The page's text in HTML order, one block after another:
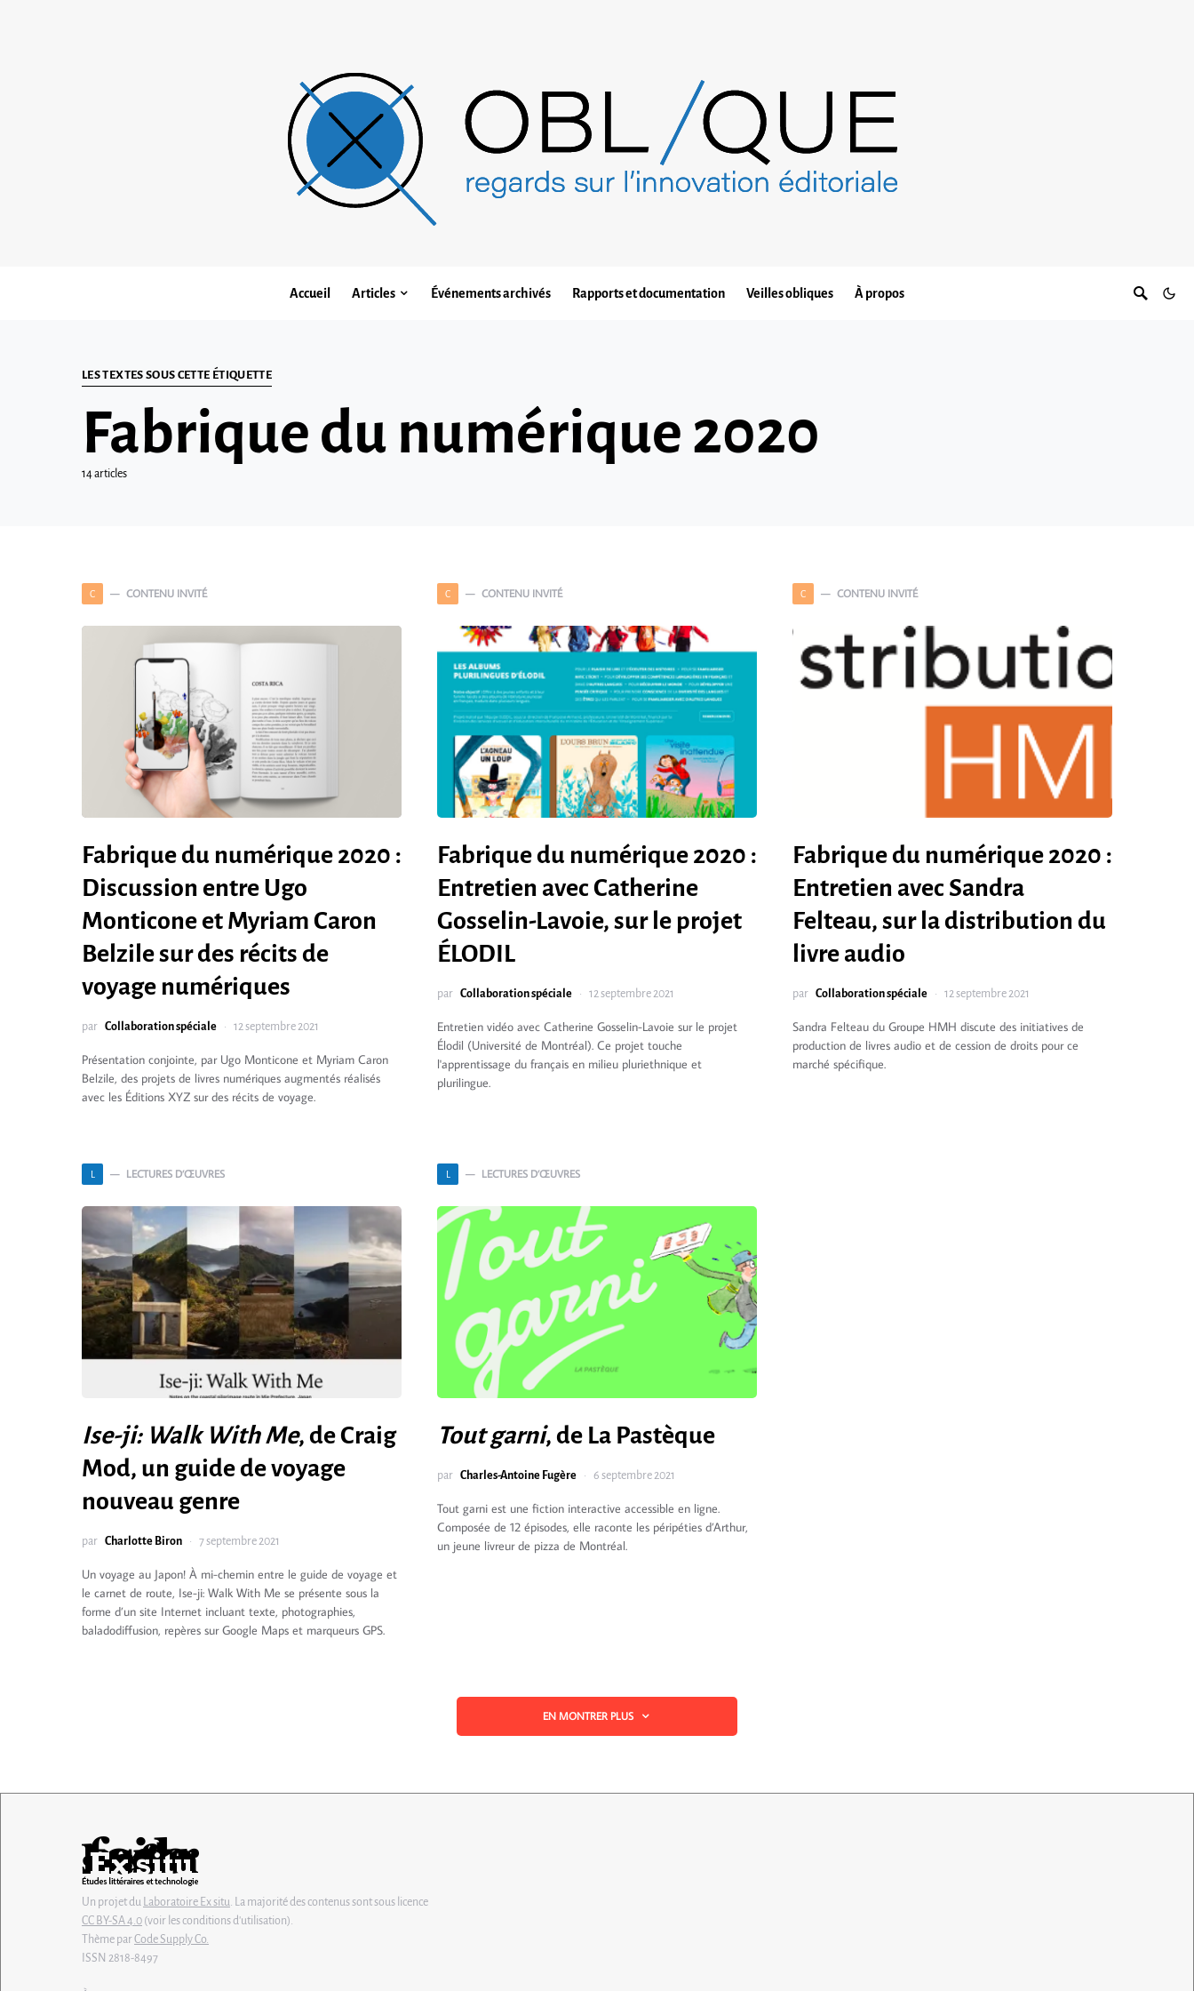
Accueil Articles Événements archivés Rapports et documentation Veilles obliques À propos
LES TEXTES SOUS CETTE ÉTIQUETTE
Fabrique du numérique 2020
14 articles
C CONTENU INVITÉ
Fabrique du numérique 2020 :
Discussion entre Ugo
Monticone et Myriam Caron
Belzile sur des récits de
voyage numériques
par Collaboration spéciale 12 septembre 2021
Présentation conjointe, par Ugo Monticone et Myriam Caron
Belzile, des projets de livres numériques augmentés réalisés
avec les Éditions XYZ sur des récits de voyage.
C CONTENU INVITÉ
Fabrique du numérique 2020 :
Entretien avec Catherine
Gosselin-Lavoie, sur le projet
ÉLODIL
par Collaboration spéciale 12 septembre 2021
Entretien vidéo avec Catherine Gosselin-Lavoie sur le projet
Élodil (Université de Montréal). Ce projet touche
l'apprentissage du français en milieu pluriethnique et
plurilingue.
C CONTENU INVITÉ
Fabrique du numérique 2020 :
Entretien avec Sandra
Felteau, sur la distribution du
livre audio
par Collaboration spéciale 12 septembre 2021
Sandra Felteau du Groupe HMH discute des initiatives de
production de livres audio et de cession de droits pour ce
marché spécifique.
L LECTURES D’ŒUVRES
Ise-ji: Walk With Me, de Craig
Mod, un guide de voyage
nouveau genre
par Charlotte Biron 7 septembre 2021
Un voyage au Japon! À mi-chemin entre le guide de voyage et
le carnet de route, Ise-ji: Walk With Me se présente sous la
forme d’un site Internet incluant texte, photographies,
baladodiffusion, repères sur Google Maps et marqueurs GPS.
L LECTURES D’ŒUVRES
Tout garni, de La Pastèque
par Charles-Antoine Fugère 6 septembre 2021
Tout garni est une fiction interactive accessible en ligne.
Composée de 12 épisodes, elle raconte les péripéties d’Arthur,
un jeune livreur de pizza de Montréal.
EN MONTRER PLUS
Un projet du Laboratoire Ex situ. La majorité des contenus sont sous licence
CC BY-SA 4.0 (voir les conditions d'utilisation).
Thème parCode Supply Co.
ISSN 2818-8497